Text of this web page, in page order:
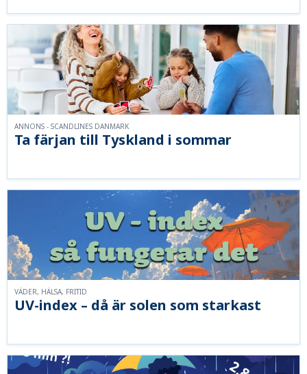
Ta färjan till Tyskland i sommar
ANNONS - SCANDLINES DANMARK
UV-index – då är solen som starkast
VÄDER, HÄLSA, FRITID